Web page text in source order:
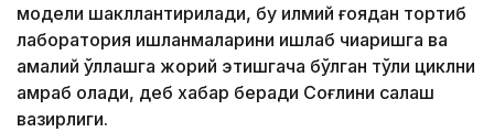
модели шакллантирилади, бу илмий ғоядан тортиб
лаборатория ишланмаларини ишлаб чиқаришга ва
амалий қўллашга жорий этишгача бўлган тўлиқ циклни
қамраб олади, деб хабар беради Соғлиқни сақлаш
вазирлиги.